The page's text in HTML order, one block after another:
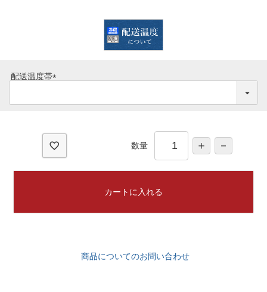
ご予算から選ぶ
シャルキュトリー
商品券
ギフトカテゴリー一覧
配送温度帯
必
数量
カートに入れる
商品についてのお問い合わせ